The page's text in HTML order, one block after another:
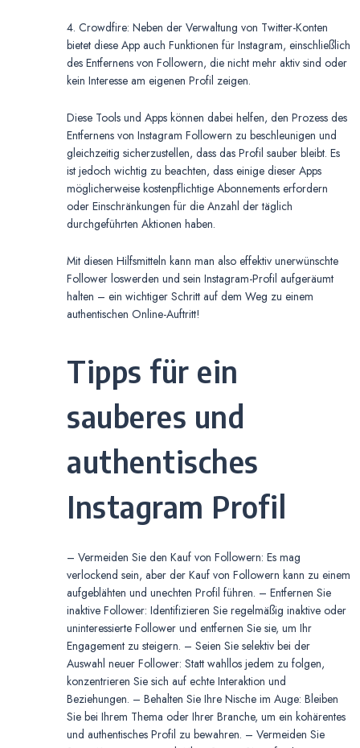
4. Crowdfire: Neben der Verwaltung von Twitter-Konten
bietet diese App auch Funktionen für Instagram, einschließlich
des Entfernens von Followern, die nicht mehr aktiv sind oder
kein Interesse am eigenen Profil zeigen.
Diese Tools und Apps können dabei helfen, den Prozess des
Entfernens von Instagram Followern zu beschleunigen und
gleichzeitig sicherzustellen, dass das Profil sauber bleibt. Es
ist jedoch wichtig zu beachten, dass einige dieser Apps
möglicherweise kostenpflichtige Abonnements erfordern
oder Einschränkungen für die Anzahl der täglich
durchgeführten Aktionen haben.
Mit diesen Hilfsmitteln kann man also effektiv unerwünschte
Follower loswerden und sein Instagram-Profil aufgeräumt
halten – ein wichtiger Schritt auf dem Weg zu einem
authentischen Online-Auftritt!
Tipps für ein
sauberes und
authentisches
Instagram Profil
– Vermeiden Sie den Kauf von Followern: Es mag
verlockend sein, aber der Kauf von Followern kann zu einem
aufgeblähten und unechten Profil führen. – Entfernen Sie
inaktive Follower: Identifizieren Sie regelmäßig inaktive oder
uninteressierte Follower und entfernen Sie sie, um Ihr
Engagement zu steigern. – Seien Sie selektiv bei der
Auswahl neuer Follower: Statt wahllos jedem zu folgen,
konzentrieren Sie sich auf echte Interaktion und
Beziehungen. – Behalten Sie Ihre Nische im Auge: Bleiben
Sie bei Ihrem Thema oder Ihrer Branche, um ein kohärentes
und authentisches Profil zu bewahren. – Vermeiden Sie